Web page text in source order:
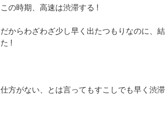
この時期、高速は渋滞する !
だからわざわざ少し早く出たつもりなのに、
た !
仕方がない、とは言ってもすこしでも早く渋